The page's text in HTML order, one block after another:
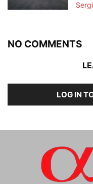
NO COMMENTS
LOG IN